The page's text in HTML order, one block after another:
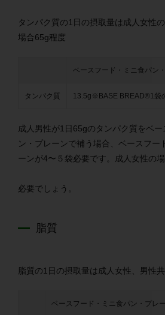
タンパク質の1日の摂取量は成人女性
場合65g程度
ベースフード・ ミニ食パン
タンパク質 13.5g※BASE BREAD®1袋
成人男性が1日65gのタンパク質をベ
ン・プレーンで補う場合、ベースフー
ーンが4〜５袋必要です。成人女性の
必要でしょう。
脂質
脂質の1日の摂取量は成人女性、男性
ベースフード・ ミニ食パン・プレ